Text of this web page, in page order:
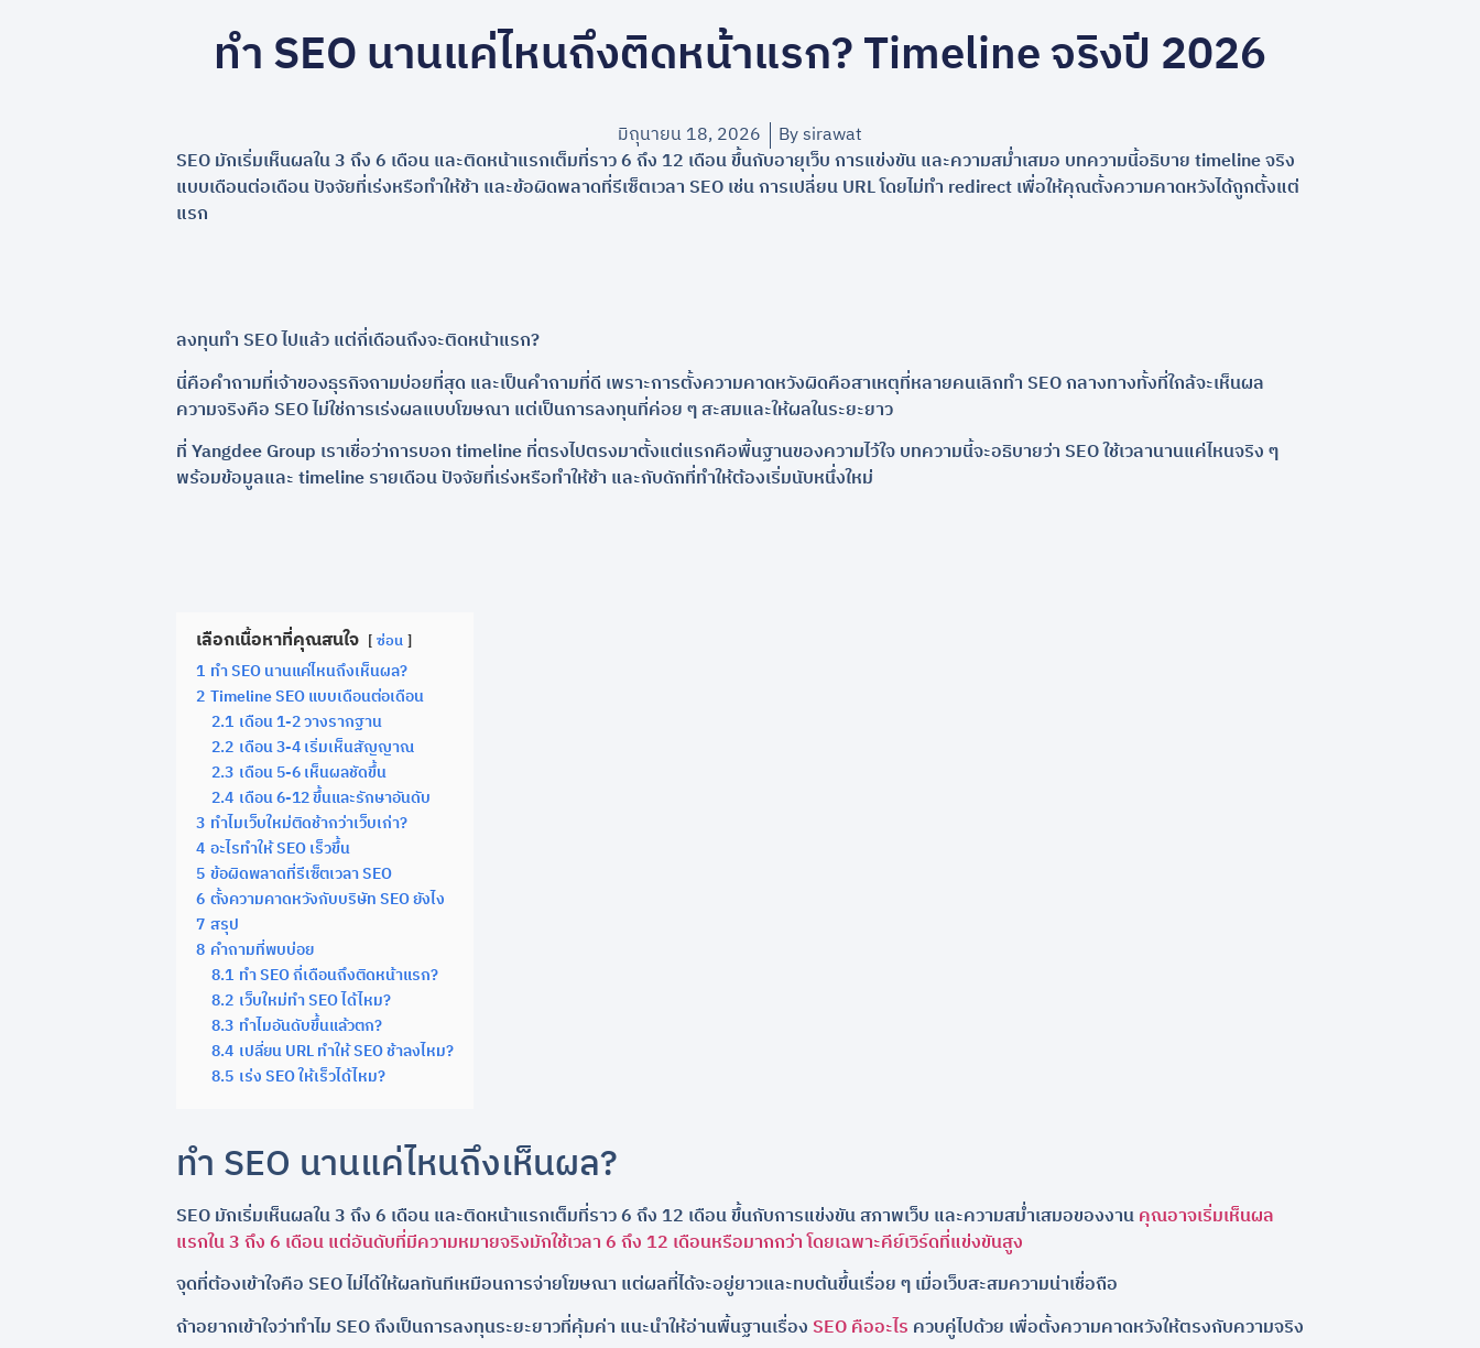
ทำ SEO นานแค่ไหนถึงติดหน้าแรก? Timeline จริงปี 2026
มิถุนายน 18, 2026 Bysirawat
SEO มักเริ่มเห็นผลใน 3 ถึง 6 เดือน และติดหน้าแรกเต็มที่ราว 6 ถึง 12 เดือน ขึ้นกับอายุเว็บ การแข่งขัน และความสม่ำเสมอ บทความนี้อธิบาย timeline จริง
แบบเดือนต่อเดือน ปัจจัยที่เร่งหรือทำให้ช้า และข้อผิดพลาดที่รีเซ็ตเวลา SEO เช่น การเปลี่ยน URL โดยไม่ทำ redirect เพื่อให้คุณตั้งความคาดหวังได้ถูกตั้งแต่
แรก
ลงทุนทำ SEO ไปแล้ว แต่กี่เดือนถึงจะติดหน้าแรก?
นี่คือคำถามที่เจ้าของธุรกิจถามบ่อยที่สุด และเป็นคำถามที่ดี เพราะการตั้งความคาดหวังผิดคือสาเหตุที่หลายคนเลิกทำ SEO กลางทางทั้งที่ใกล้จะเห็นผล
ความจริงคือ SEO ไม่ใช่การเร่งผลแบบโฆษณา แต่เป็นการลงทุนที่ค่อย ๆ สะสมและให้ผลในระยะยาว
ที่ Yangdee Group เราเชื่อว่าการบอก timeline ที่ตรงไปตรงมาตั้งแต่แรกคือพื้นฐานของความไว้ใจ บทความนี้จะอธิบายว่า SEO ใช้เวลานานแค่ไหนจริง ๆ
พร้อมข้อมูลและ timeline รายเดือน ปัจจัยที่เร่งหรือทำให้ช้า และกับดักที่ทำให้ต้องเริ่มนับหนึ่งใหม่
เลือกเนื้อหาที่คุณสนใจ ซ่อน
1 ทำ SEO นานแค่ไหนถึงเห็นผล?
2 Timeline SEO แบบเดือนต่อเดือน
2.1 เดือน 1-2 วางรากฐาน
2.2 เดือน 3-4 เริ่มเห็นสัญญาณ
2.3 เดือน 5-6 เห็นผลชัดขึ้น
2.4 เดือน 6-12 ขึ้นและรักษาอันดับ
3 ทำไมเว็บใหม่ติดช้ากว่าเว็บเก่า?
4 อะไรทำให้ SEO เร็วขึ้น
5 ข้อผิดพลาดที่รีเซ็ตเวลา SEO
6 ตั้งความคาดหวังกับบริษัท SEO ยังไง
7 สรุป
8 คำถามที่พบบ่อย
8.1 ทำ SEO กี่เดือนถึงติดหน้าแรก?
8.2 เว็บใหม่ทำ SEO ได้ไหม?
8.3 ทำไมอันดับขึ้นแล้วตก?
8.4 เปลี่ยน URL ทำให้ SEO ช้าลงไหม?
8.5 เร่ง SEO ให้เร็วได้ไหม?
ทำ SEO นานแค่ไหนถึงเห็นผล?
SEO มักเริ่มเห็นผลใน 3 ถึง 6 เดือน และติดหน้าแรกเต็มที่ราว 6 ถึง 12 เดือน ขึ้นกับการแข่งขัน สภาพเว็บ และความสม่ำเสมอของงานคุณอาจเริ่มเห็นผล
แรกใน 3 ถึง 6 เดือน แต่อันดับที่มีความหมายจริงมักใช้เวลา 6 ถึง 12 เดือนหรือมากกว่า โดยเฉพาะคีย์เวิร์ดที่แข่งขันสูง
จุดที่ต้องเข้าใจคือ SEO ไม่ได้ให้ผลทันทีเหมือนการจ่ายโฆษณา แต่ผลที่ได้จะอยู่ยาวและทบต้นขึ้นเรื่อย ๆ เมื่อเว็บสะสมความน่าเชื่อถือ
ถ้าอยากเข้าใจว่าทำไม SEO ถึงเป็นการลงทุนระยะยาวที่คุ้มค่า แนะนำให้อ่านพื้นฐานเรื่อง SEO คืออะไร ควบคู่ไปด้วย เพื่อตั้งความคาดหวังให้ตรงกับความจริง